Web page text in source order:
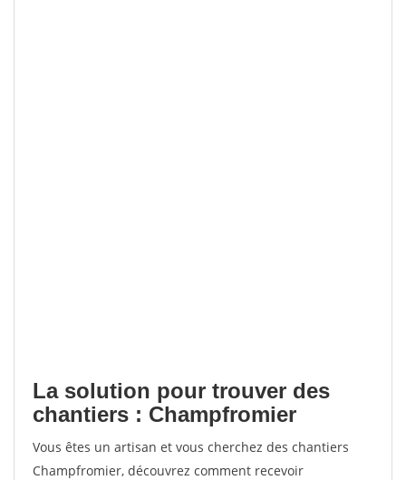
La solution pour trouver des
chantiers : Champfromier
Vous êtes un artisan et vous cherchez des chantiers
Champfromier, découvrez comment recevoir